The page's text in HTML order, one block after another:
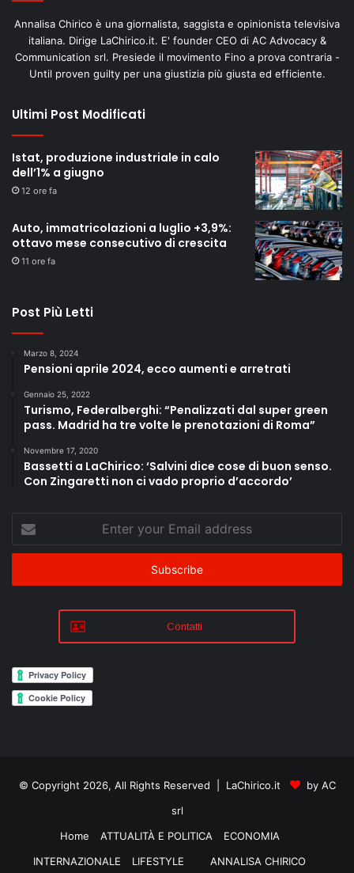
Annalisa Chirico è una giornalista, saggista e opinionista televisiva
italiana. Dirige LaChirico.it. E' founder CEO di AC Advocacy &
Communication srl. Presiede il movimento Fino a prova contraria -
Until proven guilty per una giustizia più giusta ed efficiente.
Ultimi Post Modificati
Istat, produzione industriale in calo
dell’1% a giugno
12 ore fa
Auto, immatricolazioni a luglio +3,9%:
ottavo mese consecutivo di crescita
11 ore fa
Post Più Letti
Marzo 8, 2024
Pensioni aprile 2024, ecco aumenti e arretrati
Gennaio 25, 2022
Turismo, Federalberghi: “Penalizzati dal super green
pass. Madrid ha tre volte le prenotazioni di Roma”
Novembre 17, 2020
Bassetti a LaChirico: ‘Salvini dice cose di buon senso.
Con Zingaretti non ci vado proprio d’accordo’
Enter
your
Email
Contatti
© Copyright 2026, All Rights Reserved | LaChirico.it
by AC
srl
Home
ATTUALITÀ E POLITICA
ECONOMIA
INTERNAZIONALE
LIFESTYLE ANNALISA CHIRICO